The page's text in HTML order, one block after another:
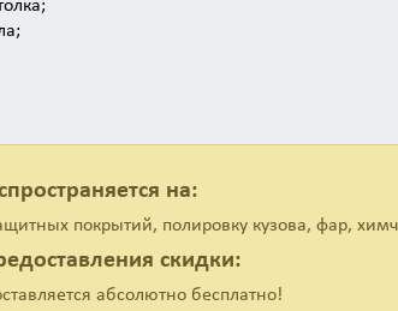
узла;
кузова входит:
на:
покрытий, полировку кузова, фар,
скидки:
абсолютно бесплатно!